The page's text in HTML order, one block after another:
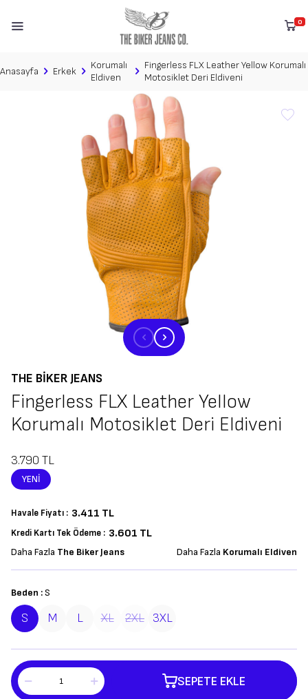
0
Anasayfa Erkek
Korumalı
Eldiven
Fingerless FLX Leather Yellow Korumalı
Motosiklet Deri Eldiveni
THE BIKER JEANS
Fingerless FLX Leather Yellow
Korumalı Motosiklet Deri Eldiveni
3.790 TL
YENI
Havale Fiyatı : 3.411 TL
Kredi Kartı Tek Ödeme : 3.601 TL
Daha Fazla The Biker Jeans Daha Fazla Korumalı Eldiven
Beden :S
S M L XL 2XL 3XL
SEPETE EKLE